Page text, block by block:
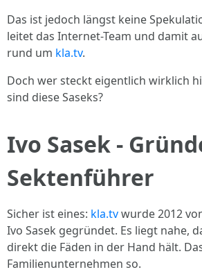
Das ist jedoch längst keine
leitet das Internet-Team und damit
rund um kla.tv.
Doch wer steckt eigentlich wirklich
sind diese Saseks?
Ivo Sasek -
Sektenführer
Sicher ist eines: kla.tvwurde 2012
Ivo Sasek gegründet. Es liegt nahe,
direkt die Fäden in der Hand hält.
Familienunternehmen so.